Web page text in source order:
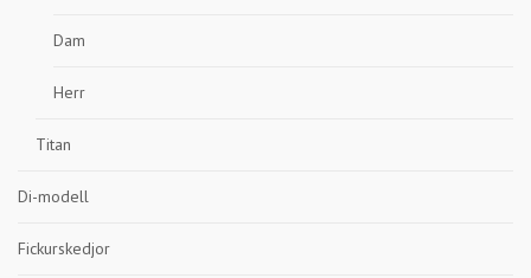
Dam
Herr
Titan
Di-modell
Fickurskedjor